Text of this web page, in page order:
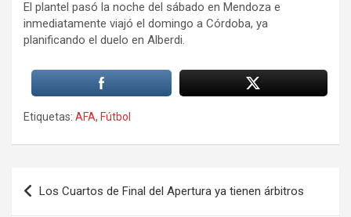
El plantel pasó la noche del sábado en Mendoza e
inmediatamente viajó el domingo a Córdoba, ya
planificando el duelo en Alberdi.
Etiquetas: AFA, Fútbol
Navegación
de
Los Cuartos de Final del Apertura ya tienen árbitros